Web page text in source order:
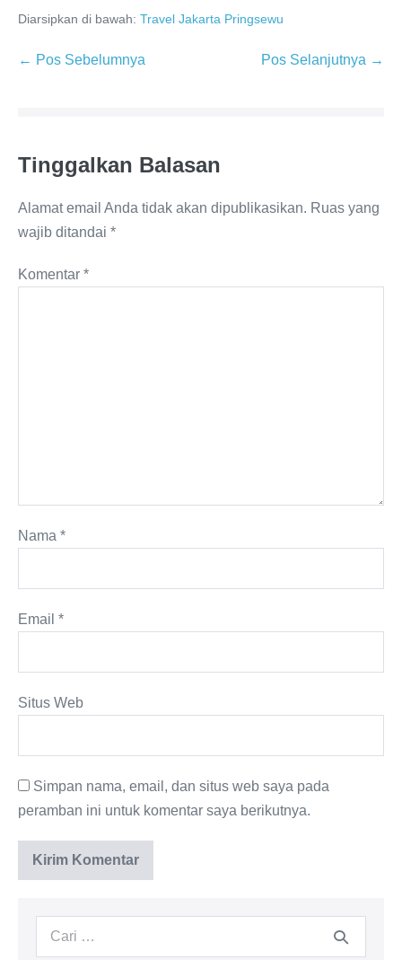
Diarsipkan di bawah: Travel Jakarta Pringsewu
← Pos Sebelumnya Pos Selanjutnya →
Tinggalkan Balasan
Alamat email Anda tidak akan dipublikasikan. Ruas yang
wajib ditandai *
Komentar *
Nama *
Email *
Situs Web
Simpan nama, email, dan situs web saya pada
peramban ini untuk komentar saya berikutnya.